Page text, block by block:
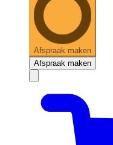
Afspraak maken
Afspraak maken